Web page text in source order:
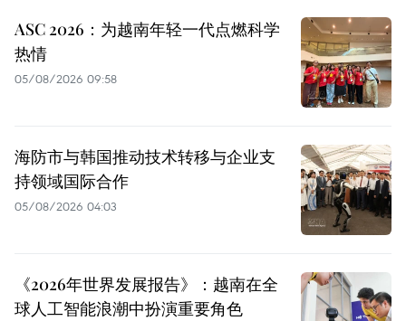
ASC 2026：为越南年轻一代点燃科学
热情
05/08/2026 09:58
海防市与韩国推动技术转移与企业支
持领域国际合作
05/08/2026 04:03
《2026年世界发展报告》：越南在全
球人工智能浪潮中扮演重要角色